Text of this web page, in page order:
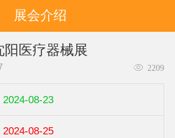
展会介绍
医疗器械展
2209
2024-08-23
2024-08-25